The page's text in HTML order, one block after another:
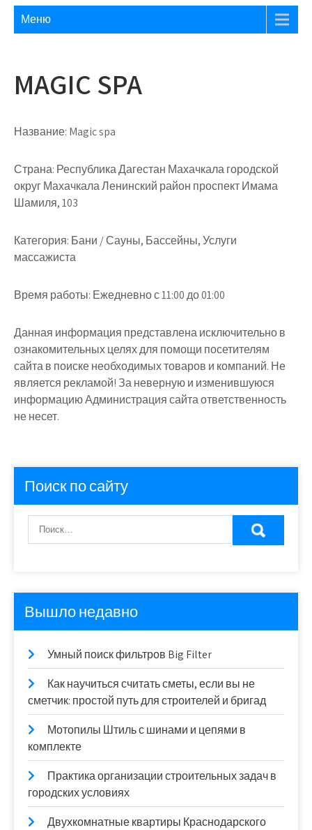
Меню
MAGIC SPA
Название: Magic spa
Страна: Республика Дагестан Махачкала городской
округ Махачкала Ленинский район проспект Имама
Шамиля, 103
Категория: Бани / Сауны, Бассейны, Услуги
массажиста
Время работы: Ежедневно с 11:00 до 01:00
Данная информация представлена исключительно в
ознакомительных целях для помощи посетителям
сайта в поиске необходимых товаров и компаний. Не
является рекламой! За неверную и изменившуюся
информацию Администрация сайта ответственность
не несет.
Поиск по сайту
Вышло недавно
Умный поиск фильтров Big Filter
Как научиться считать сметы, если вы не
сметчик: простой путь для строителей и бригад
Мотопилы Штиль с шинами и цепями в
комплекте
Практика организации строительных задач в
городских условиях
Двухкомнатные квартиры Краснодарского